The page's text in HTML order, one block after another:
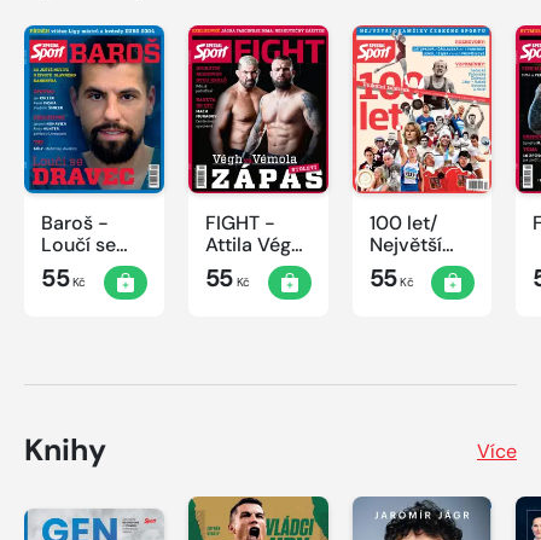
Baroš -
Loučí se
dravec
55Kč
FIGHT -
Attila Végh
vs. Karlos
Vémola
55Kč
100 let/
Největší
okamžiky
českého
55Kč
Knihy Více